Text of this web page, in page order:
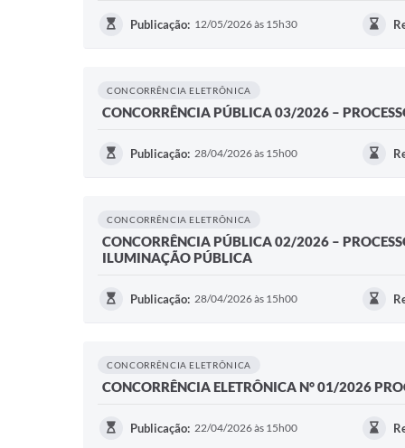
Publicação: 12/05/2026 às 15h30
CONCORRÊNCIA ELETRÔNICA
CONCORRÊNCIA PÚBLICA 03/2026 –
Publicação: 28/04/2026 às 15h00
CONCORRÊNCIA ELETRÔNICA
CONCORRÊNCIA PÚBLICA 02/2026 –
ILUMINAÇÃO PÚBLICA
Publicação: 28/04/2026 às 15h00
CONCORRÊNCIA ELETRÔNICA
CONCORRÊNCIA ELETRÔNICA N° 01/2026
Publicação: 22/04/2026 às 15h00